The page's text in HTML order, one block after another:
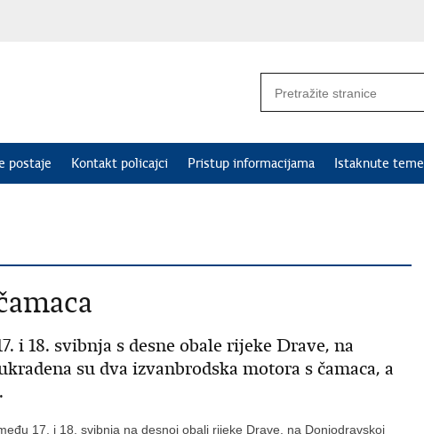
postaje Kontakt policajci Pristup informacijama Istaknute teme
i 18. svibnja s desne obale rijeke Drave, na
su dva izvanbrodska motora s čamaca, a
17. i 18. svibnja na desnoj obali rijeke Drave, na Donjodravskoj